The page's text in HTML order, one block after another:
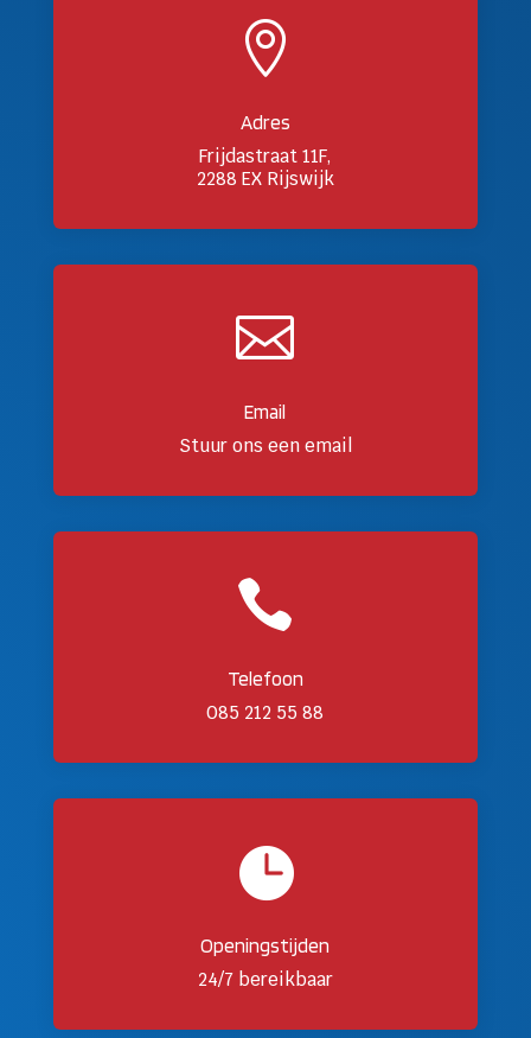

Adres
Frijdastraat 11F,
2288 EX Rijswijk

Email
Stuur ons een email

Telefoon
085 212 55 88

Openingstijden
24/7 bereikbaar